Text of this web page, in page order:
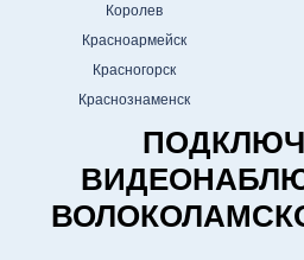
Королев
Красноармейск
Красногорск
Краснознаменск